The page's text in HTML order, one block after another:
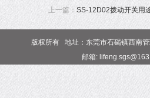
上一篇： SS-12D02拨动开关用
版权所有 地址：东莞市石碣镇西南
邮箱: